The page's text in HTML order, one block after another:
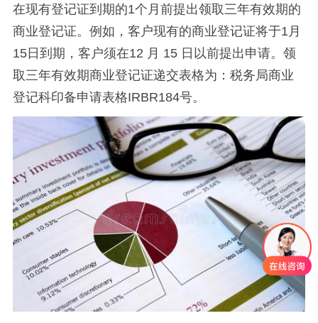
在现有登记证到期的1个月前提出领取三年有效期的
商业登记证。例如，客户现有的商业登记证将于1月
15日到期，客户须在12 月 15 日以前提出申请。领
取三年有效期商业登记证递交表格为：税务局商业
登记科印备申请表格IRBR184号。